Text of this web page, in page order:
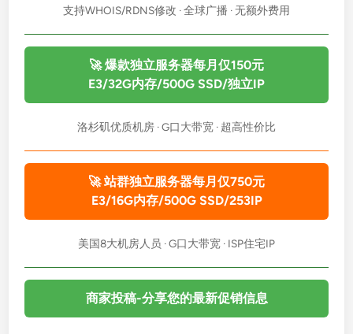
支持WHOIS/RDNS修改 · 全球广播 · 无额外费用
🚀 爆款独立服务器每月仅150元
E3/32G内存/500G SSD/独立IP
洛杉矶优质机房 · G口大带宽 · 超高性价比
🚀 站群独立服务器每月仅750元
E3/16G内存/500G SSD/253IP
美国8大机房人员 · G口大带宽 · ISP住宅IP
商家投稿-分享您的最新促销信息